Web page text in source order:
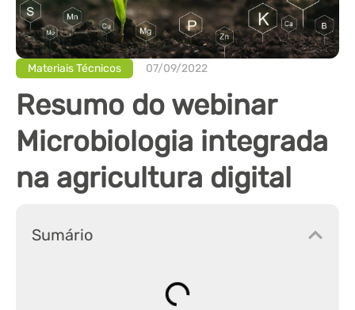
Materiais Técnicos 07/09/2022
Resumo do webinar
Microbiologia integrada
na agricultura digital
Sumário